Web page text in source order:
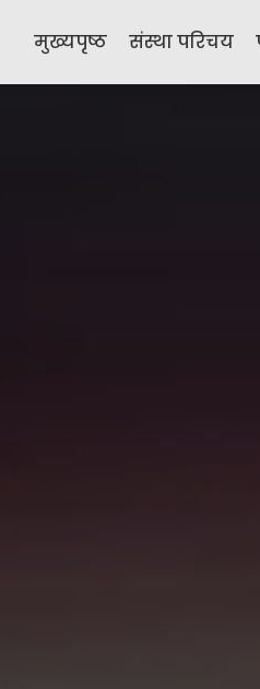
मुख्यपृष्ठ संस्था परिचय